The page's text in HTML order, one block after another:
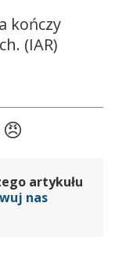
kończy
(IAR)
artykułu
nas